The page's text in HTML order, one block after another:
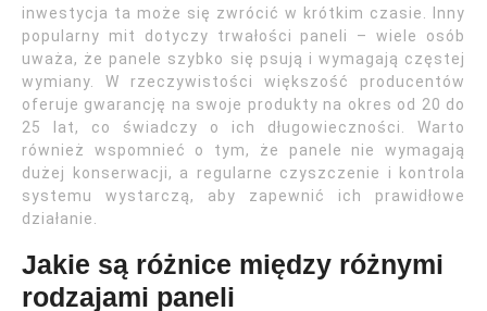
inwestycja ta może się zwrócić w krótkim czasie. Inny
popularny mit dotyczy trwałości paneli – wiele osób
uważa, że panele szybko się psują i wymagają częstej
wymiany. W rzeczywistości większość producentów
oferuje gwarancję na swoje produkty na okres od 20 do
25 lat, co świadczy o ich długowieczności. Warto
również wspomnieć o tym, że panele nie wymagają
dużej konserwacji, a regularne czyszczenie i kontrola
systemu wystarczą, aby zapewnić ich prawidłowe
działanie.
Jakie są różnice między różnymi
rodzajami paneli